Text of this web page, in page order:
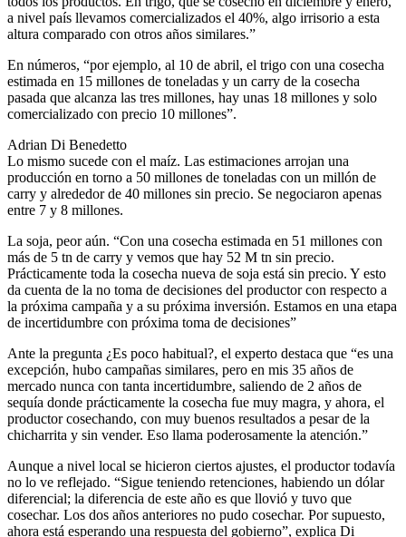
a nivel país llevamos comercializados el 40%, algo irrisorio a esta
altura comparado con otros años similares.”
En números, “por ejemplo, al 10 de abril, el trigo con una cosecha
estimada en 15 millones de toneladas y un carry de la cosecha
pasada que alcanza las tres millones, hay unas 18 millones y solo
comercializado con precio 10 millones”.
Adrian Di Benedetto
Lo mismo sucede con el maíz. Las estimaciones arrojan una
producción en torno a 50 millones de toneladas con un millón de
carry y alrededor de 40 millones sin precio. Se negociaron apenas
entre 7 y 8 millones.
La soja, peor aún. “Con una cosecha estimada en 51 millones con
más de 5 tn de carry y vemos que hay 52 M tn sin precio.
Prácticamente toda la cosecha nueva de soja está sin precio. Y esto
da cuenta de la no toma de decisiones del productor con respecto a
la próxima campaña y a su próxima inversión. Estamos en una etapa
de incertidumbre con próxima toma de decisiones”
Ante la pregunta ¿Es poco habitual?, el experto destaca que “es una
excepción, hubo campañas similares, pero en mis 35 años de
mercado nunca con tanta incertidumbre, saliendo de 2 años de
sequía donde prácticamente la cosecha fue muy magra, y ahora, el
productor cosechando, con muy buenos resultados a pesar de la
chicharrita y sin vender. Eso llama poderosamente la atención.”
Aunque a nivel local se hicieron ciertos ajustes, el productor todavía
no lo ve reflejado. “Sigue teniendo retenciones, habiendo un dólar
diferencial; la diferencia de este año es que llovió y tuvo que
cosechar. Los dos años anteriores no pudo cosechar. Por supuesto,
ahora está esperando una respuesta del gobierno”, explica Di